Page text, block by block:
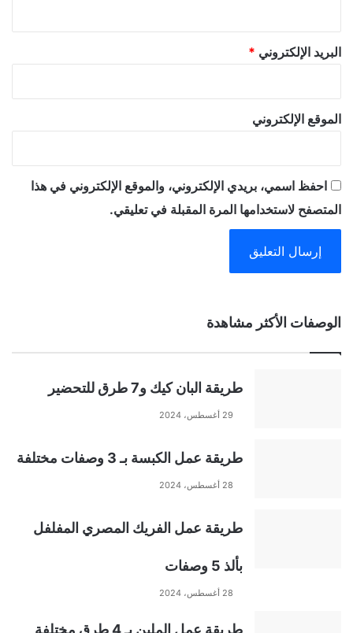
البريد الإلكتروني *
الموقع الإلكتروني
احفظ اسمي، بريدي الإلكتروني، والموقع الإلكتروني في هذا
المتصفح لاستخدامها المرة المقبلة في تعليقي.
lالوصفات الأكثر مشاهدة
طريقة البان كيك و7 طرق للتحضير
29 أغسطس، 2024
طريقة عمل الكبسة بـ 3 وصفات مختلفة
28 أغسطس، 2024
طريقة عمل الفريك المصري المفلفل
بألذ 5 وصفات
28 أغسطس، 2024